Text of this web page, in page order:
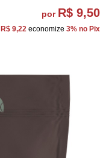
por R$ 9,50
R$ 9,22 economize 3% no Pix